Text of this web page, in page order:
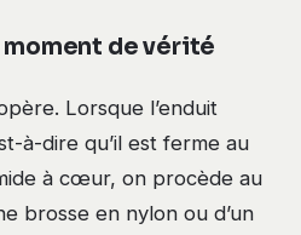
moment de vérité
Lorsque l’enduit
à-dire qu’il est ferme au
à cœur, on procède au
brosse en nylon ou d’un